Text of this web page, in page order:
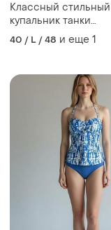
Классный стильный
купальник танки
удлиненная майка и
в бассейн пляжа
40 / L / 48 и еще 1